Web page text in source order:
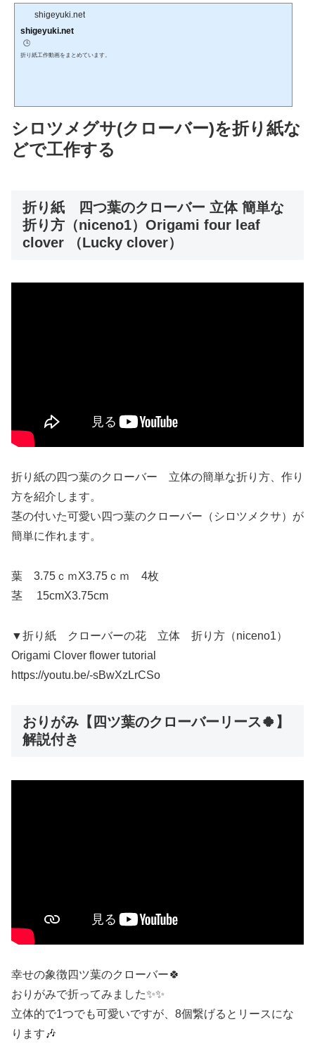
shigeyuki.net
shigeyuki.net
🕒️
折り紙工作動画をまとめています。
シロツメグサ(クローバー)を折り紙な
どで工作する
折り紙 四つ葉のクローバー 立体 簡単な
折り方（niceno1）Origami four leaf
clover （Lucky clover）
折り紙の四つ葉のクローバー 立体の簡単な折り方、作り
方を紹介します。
茎の付いた可愛い四つ葉のクローバー（シロツメクサ）が
簡単に作れます。
葉 3.75ｃｍX3.75ｃｍ 4枚
茎 15cmX3.75cm
▼折り紙 クローバーの花 立体 折り方（niceno1）
Origami Clover flower tutorial
https://youtu.be/-sBwXzLrCSo
おりがみ【四ツ葉のクローバーリース🍀】
解説付き
幸せの象徴四ツ葉のクローバー🍀
おりがみで折ってみました✨✨
立体的で1つでも可愛いですが、8個繋げるとリースにな
ります🎶